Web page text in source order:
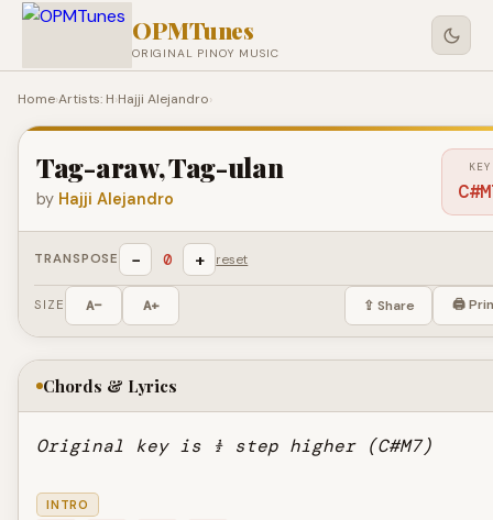
OPMTunes
ORIGINAL PINOY MUSIC
Home›Artists: H›Hajji Alejandro›
Tag-araw, Tag-ulan
by Hajji Alejandro
KEY
TRANSPOSE − 0 + reset
SIZE A− A+ ⇪ Share 🖨
Chords & Lyrics
Original key is ½ step higher (C#M7)
INTRO